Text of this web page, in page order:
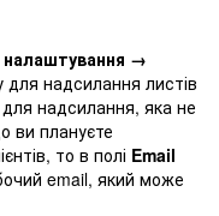
→
для надсилання листів
надсилання, яка не
ви плануєте
то в полі Email
email, який може